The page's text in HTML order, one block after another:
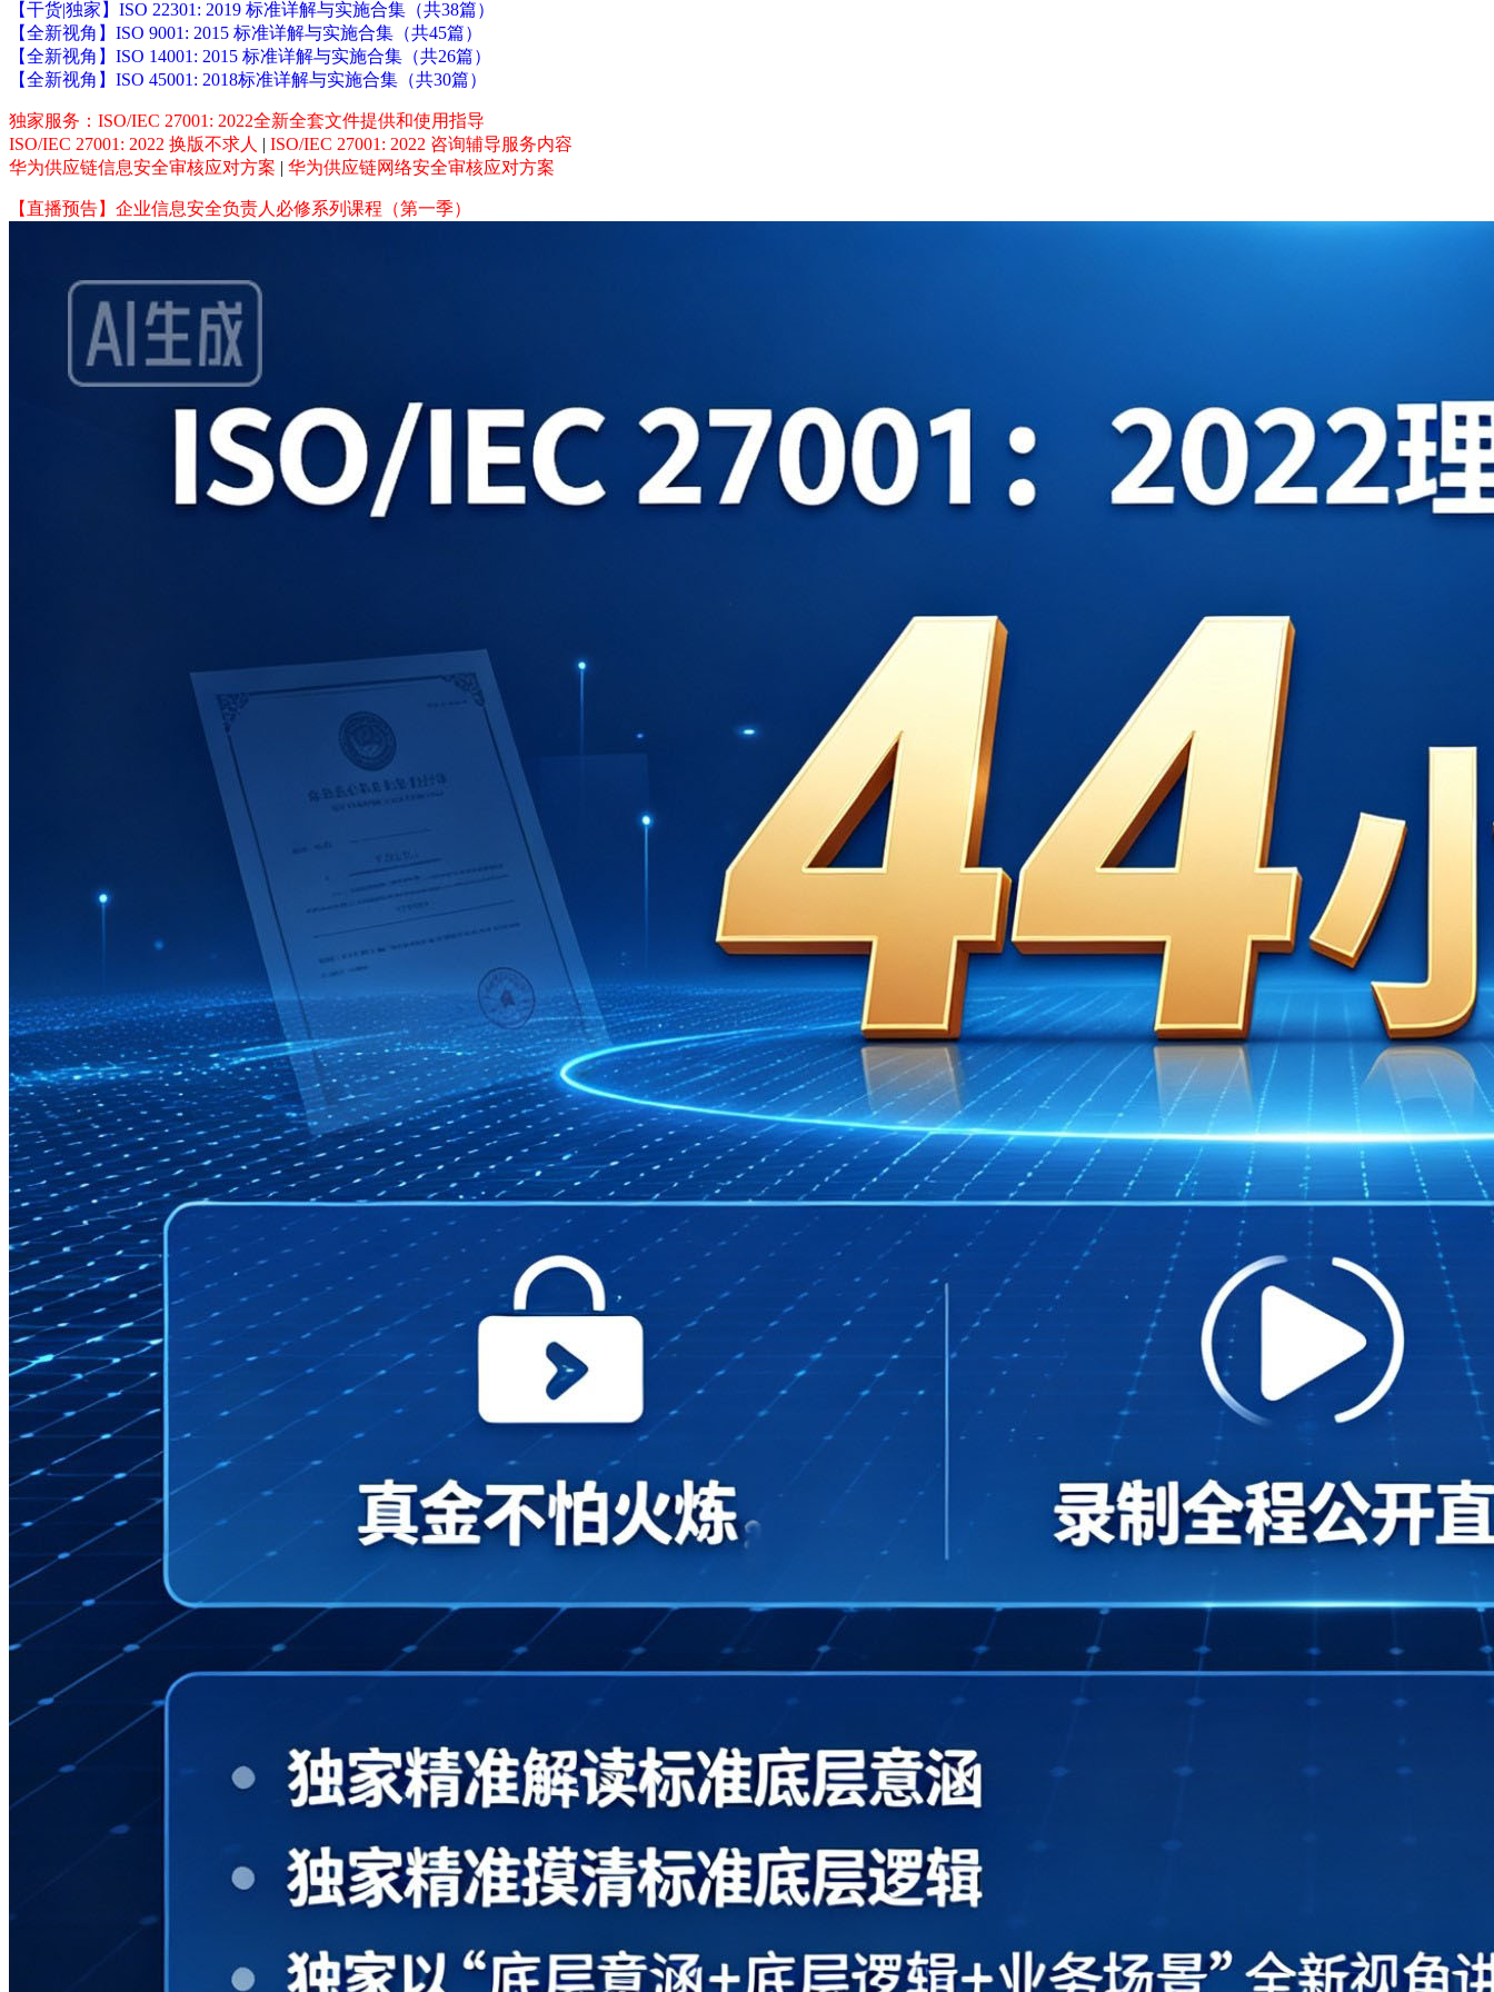
【干货|独家】ISO 22301: 2019 标准详解与实施合集（共38篇）
【全新视角】ISO 9001: 2015 标准详解与实施合集（共45篇）
【全新视角】ISO 14001: 2015 标准详解与实施合集（共26篇）
【全新视角】ISO 45001: 2018标准详解与实施合集（共30篇）
独家服务：ISO/IEC 27001: 2022全新全套文件提供和使用指导
ISO/IEC 27001: 2022 换版不求人 | ISO/IEC 27001: 2022 咨询辅导服务内容
华为供应链信息安全审核应对方案 | 华为供应链网络安全审核应对方案
【直播预告】企业信息安全负责人必修系列课程（第一季）